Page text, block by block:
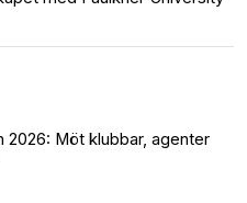
2026: Möt klubbar, agenter